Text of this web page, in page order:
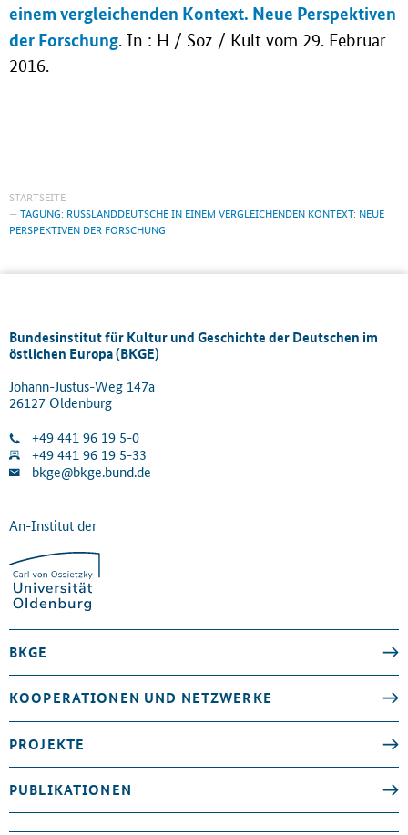
einem vergleichenden Kontext. Neue Perspektiven
der Forschung. In : H / Soz / Kult vom 29. Februar
2016.
STARTSEITE
TAGUNG: RUSSLANDDEUTSCHE IN EINEM VERGLEICHENDEN KONTEXT: NEUE
PERSPEKTIVEN DER FORSCHUNG
Bundesinstitut für Kultur und Geschichte der Deutschen im
östlichen Europa (BKGE)
Johann-Justus-Weg 147a
26127 Oldenburg
+49 441 96 19 5-0
+49 441 96 19 5-33
bkge@bkge.bund.de
An-Institut der
BKGE
KOOPERATIONEN UND NETZWERKE
PROJEKTE
PUBLIKATIONEN